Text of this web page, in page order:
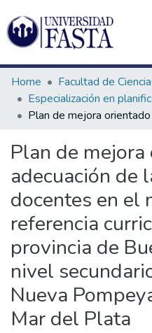
Communities
&
Collections
All of DSpace
Statistics
In (current)
Home
Plan de
adecuación de
docentes en el
referencia
provincia de
nivel
Nueva
Mar del Plata